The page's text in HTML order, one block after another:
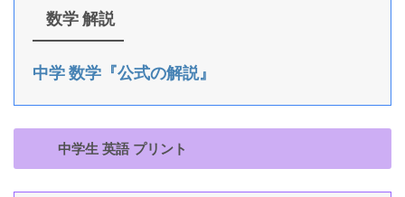
数学 解説
中学 数学『公式の解説』
中学生 英語 プリント